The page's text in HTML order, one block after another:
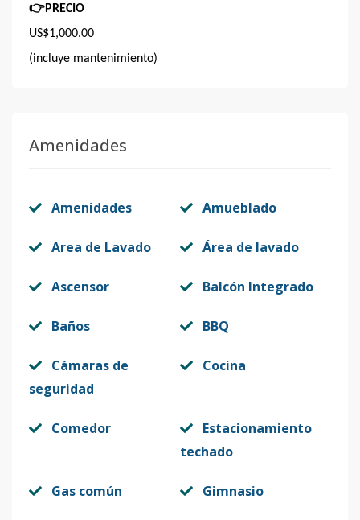
👉PRECIO
US$1,000.00
(incluye mantenimiento)
Amenidades
Amenidades Amueblado
Area de Lavado Área de lavado
Ascensor Balcón Integrado
Baños BBQ
Cámaras de
seguridad
Cocina
Comedor
Estacionamiento
techado
Gas común Gimnasio